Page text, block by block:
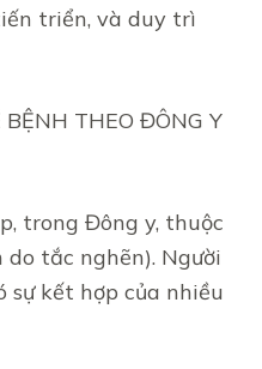
triển, và duy trì
BỆNH THEO ĐÔNG Y
trong Đông y, thuộc
do tắc nghẽn). Người
sự kết hợp của nhiều